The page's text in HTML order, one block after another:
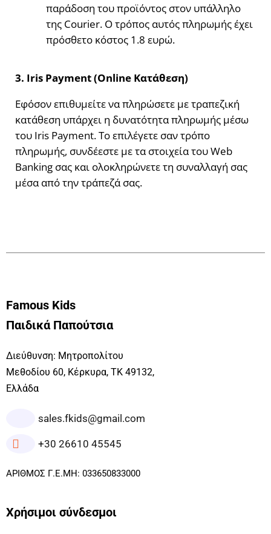
παράδοση του προϊόντος στον υπάλληλο
της Courier. Ο τρόπος αυτός πληρωμής έχει
πρόσθετο κόστος 1.8 ευρώ.
3. Iris Payment (Online Κατάθεση)
Εφόσον επιθυμείτε να πληρώσετε με τραπεζική
κατάθεση υπάρχει η δυνατότητα πληρωμής μέσω
του Iris Payment. Το επιλέγετε σαν τρόπο
πληρωμής, συνδέεστε με τα στοιχεία του Web
Banking σας και ολοκληρώνετε τη συναλλαγή σας
μέσα από την τράπεζά σας.
Famous Kids
Παιδικά Παπούτσια
Διεύθυνση: Μητροπολίτου
Μεθοδίου 60, Κέρκυρα, ΤΚ 49132,
Ελλάδα
sales.fkids@gmail.com
+30 26610 45545
ΑΡΙΘΜΟΣ Γ.Ε.ΜΗ: 033650833000
Χρήσιμοι σύνδεσμοι